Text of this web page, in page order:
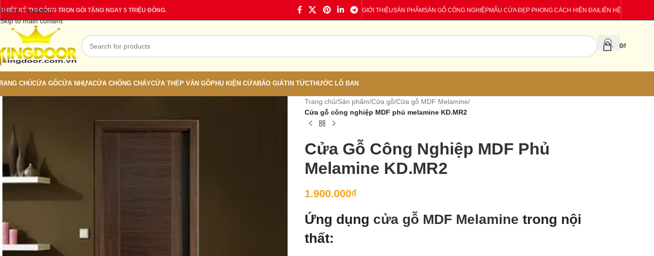
Skip to navigation
Skip to main content
THIẾT KẾ THI CÔNG TRỌN GÓI TẶNG NGAY 5 TRIỆU ĐỒNG. GIỚI THIỆUSẢN PHẨMSÀN GỖ CÔNG NGHIỆPMẪU CỬA ĐẸP PHONG CÁCH HIỆN ĐẠILIÊN HỆ
0₫
CHỦCỬA GỖCỬA NHỰACỬA CHỐNG CHÁYCỬA THÉP VÂN GỖPHỤ KIỆN CỬABÁO GIÁTIN TỨCTHƯỚC LỖ BAN
Trang chủ/Sản phẩm/Cửa gỗ/Cửa gỗ MDF Melamine/
Cửa gỗ công nghiệp MDF phủ melamine KD.MR2
Cửa Gỗ Công Nghiệp MDF Phủ
Melamine KD.MR2
1.900.000₫
Ứng dụng cửa gỗ MDF Melamine trong nội
thất: